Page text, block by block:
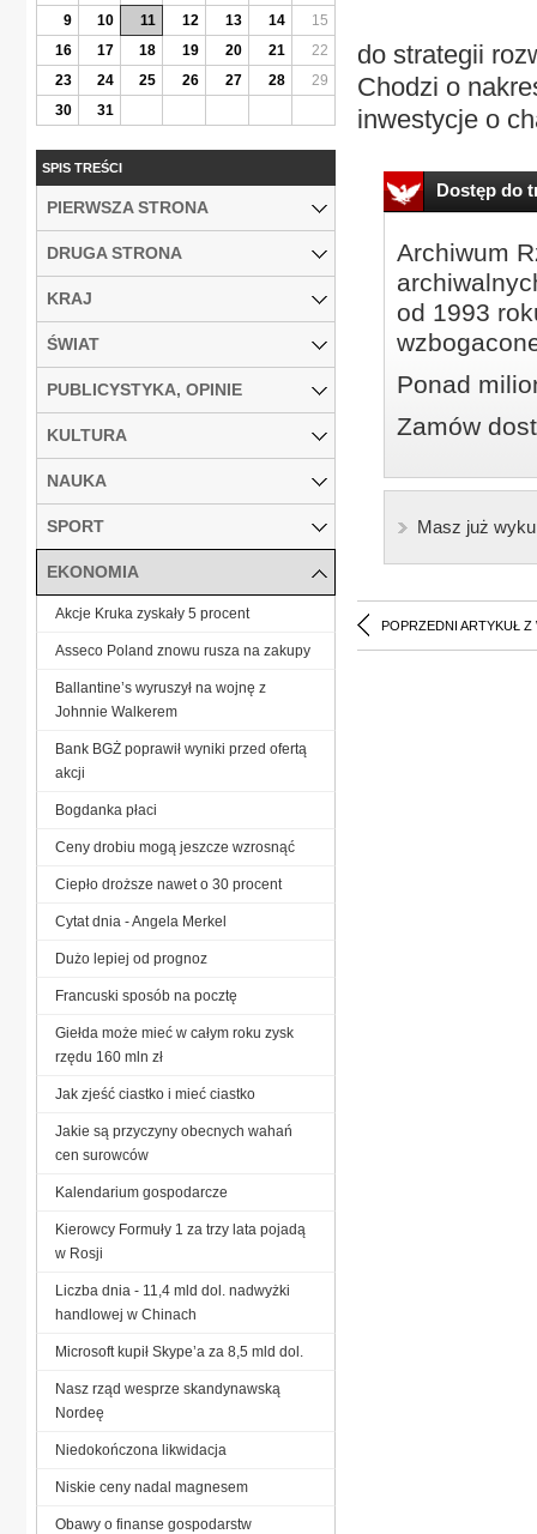
do strategii
Chodzi o
inwestycje o
Dostęp do
Archiwum
od 1993
Ponad
Zamów
Masz już
POPRZEDNI ARTYKUŁ Z
9
10 11 12 13 14
15
16
17 18 19 20 21
22
23
24 25 26 27 28
29
30
31
SPIS TREŚCI
PIERWSZA STRONA
DRUGA STRONA
KRAJ
ŚWIAT
PUBLICYSTYKA, OPINIE
KULTURA
NAUKA
SPORT
EKONOMIA
Akcje Kruka zyskały 5 procent
Asseco Poland znowu rusza na zakupy
Ballantine’s wyruszył na wojnę z
Johnnie Walkerem
Bank BGŻ poprawił wyniki przed ofertą
akcji
Bogdanka płaci
Ceny drobiu mogą jeszcze wzrosnąć
Ciepło droższe nawet o 30 procent
Cytat dnia - Angela Merkel
Dużo lepiej od prognoz
Francuski sposób na pocztę
Giełda może mieć w całym roku zysk
rzędu 160 mln zł
Jak zjeść ciastko i mieć ciastko
Jakie są przyczyny obecnych wahań
cen surowców
Kalendarium gospodarcze
Kierowcy Formuły 1 za trzy lata pojadą
w Rosji
Liczba dnia - 11,4 mld dol. nadwyżki
handlowej w Chinach
Microsoft kupił Skype’a za 8,5 mld dol.
Nasz rząd wesprze skandynawską
Nordeę
Niedokończona likwidacja
Niskie ceny nadal magnesem
Obawy o finanse gospodarstw